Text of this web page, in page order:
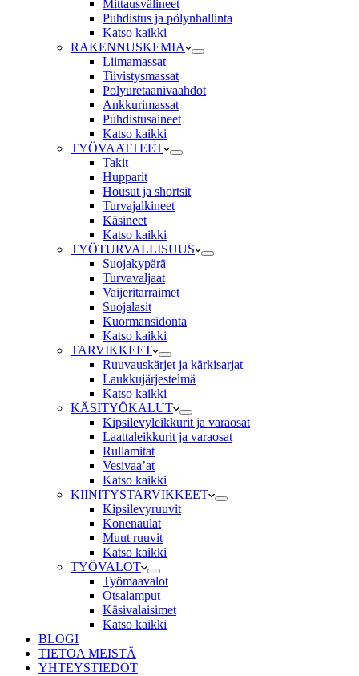
Mittausvälineet
Puhdistus ja pölynhallinta
Katso kaikki
RAKENNUSKEMIA
Liimamassat
Tiivistysmassat
Polyuretaanivaahdot
Ankkurimassat
Puhdistusaineet
Katso kaikki
TYÖVAATTEET
Takit
Hupparit
Housut ja shortsit
Turvajalkineet
Käsineet
Katso kaikki
TYÖTURVALLISUUS
Suojakypärä
Turvavaljaat
Vaijeritarraimet
Suojalasit
Kuormansidonta
Katso kaikki
TARVIKKEET
Ruuvauskärjet ja kärkisarjat
Laukkujärjestelmä
Katso kaikki
KÄSITYÖKALUT
Kipsilevyleikkurit ja varaosat
Laattaleikkurit ja varaosat
Rullamitat
Vesivaa’at
Katso kaikki
KIINITYSTARVIKKEET
Kipsilevyruuvit
Konenaulat
Muut ruuvit
Katso kaikki
TYÖVALOT
Työmaavalot
Otsalamput
Käsivalaisimet
Katso kaikki
BLOGI
TIETOA MEISTÄ
YHTEYSTIEDOT